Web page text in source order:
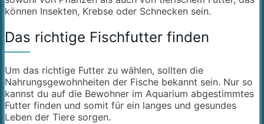
können Insekten, Krebse oder Schnecken sein.
Das richtige Fischfutter finden
Um das richtige Futter zu wählen, sollten die
Nahrungsgewohnheiten der Fische bekannt sein. Nur so
kannst du auf die Bewohner im Aquarium abgestimmtes
Futter finden und somit für ein langes und gesundes
Leben der Tiere sorgen.